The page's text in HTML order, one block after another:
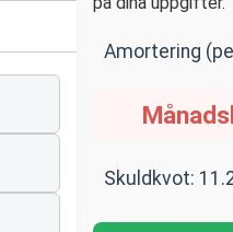
Amortering
Skuldkvot: